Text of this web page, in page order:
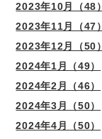
2023年10月（48）
2023年11月（47）
2023年12月（50）
2024年1月（49）
2024年2月（46）
2024年3月（50）
2024年4月（50）